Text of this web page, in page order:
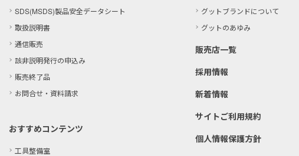
SDS(MSDS)製品安全データシート
取扱説明書
通信販売
該非説明発行の申込み
販売終了品
お問合せ・資料請求
おすすめコンテンツ
工具整備室
グットブランドについて
グットのあゆみ
販売店一覧
採用情報
新着情報
サイトご利用規約
個人情報保護方針